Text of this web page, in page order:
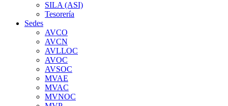
SILA (ASI)
Tesorería
Sedes
AVCO
AVCN
AVLLOC
AVOC
AVSOC
MVAE
MVAC
MVNOC